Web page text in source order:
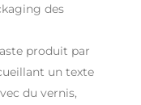
des
produit par
un texte
du vernis,